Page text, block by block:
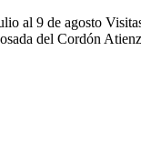
al 9 de agosto
del Cordón